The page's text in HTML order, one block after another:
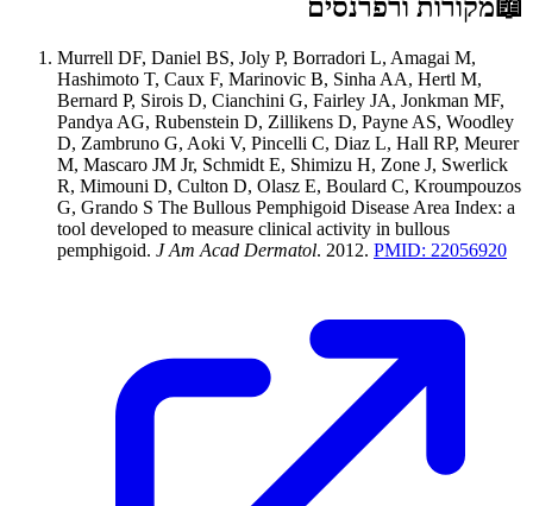
📖מקורות ורפרנסים
Murrell DF, Daniel BS, Joly P, Borradori L, Amagai M,
Hashimoto T, Caux F, Marinovic B, Sinha AA, Hertl M,
Bernard P, Sirois D, Cianchini G, Fairley JA, Jonkman MF,
Pandya AG, Rubenstein D, Zillikens D, Payne AS, Woodley
D, Zambruno G, Aoki V, Pincelli C, Diaz L, Hall RP, Meurer
M, Mascaro JM Jr, Schmidt E, Shimizu H, Zone J, Swerlick
R, Mimouni D, Culton D, Olasz E, Boulard C, Kroumpouzos
G, Grando S The Bullous Pemphigoid Disease Area Index: a
tool developed to measure clinical activity in bullous
pemphigoid. J Am Acad Dermatol. 2012. PMID: 22056920